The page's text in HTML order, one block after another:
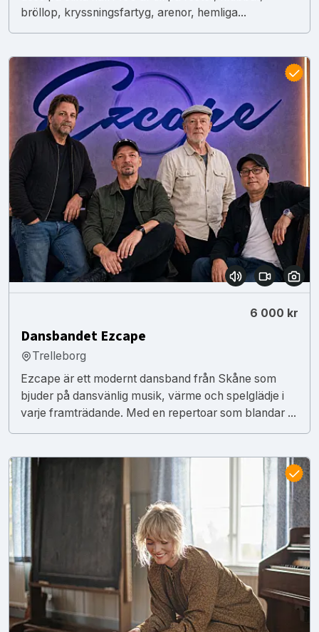
bröllop, kryssningsfartyg, arenor, hemliga...
6 000 kr
Dansbandet Ezcape
Trelleborg
Ezcape är ett modernt dansband från Skåne som
bjuder på dansvänlig musik, värme och spelglädje i
varje framträdande. Med en repertoar som blandar ...